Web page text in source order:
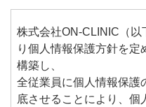
株式会社ON-CLINIC（
り個人情報保護方針を定
構築し、
全従業員に個人情報保護
底させることにより、個